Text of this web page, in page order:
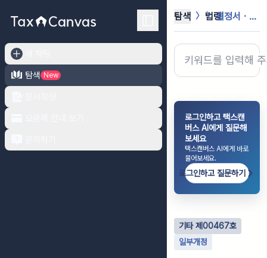
탐색
New
탐색 법령 결정서ㆍ사건기록 및 심판사무 관련장부...
로그인하고 택스캔
버스 AI에게 질문해
보세요
택스캔버스 AI에게 바로
물어보세요.
로그인하고 질문하기
기타제 00467호
일부개정